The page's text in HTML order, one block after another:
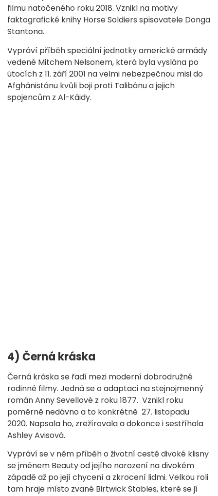
filmu natočeného roku 2018. Vznikl na motivy
faktografické knihy Horse Soldiers spisovatele Donga
Stantona.
Vypráví příběh speciální jednotky americké armády
vedené Mitchem Nelsonem, která byla vyslána po
útocích z 11. září 2001 na velmi nebezpečnou misi do
Afghánistánu kvůli boji proti Talibánu a jejich
spojencům z Al-Káidy.
4) Černá kráska
Černá kráska se řadí mezi moderní dobrodružné
rodinné filmy. Jedná se o adaptaci na stejnojmenný
román Anny Sevellové z roku 1877. Vznikl roku
poměrně nedávno a to konkrétně 27. listopadu
2020. Napsala ho, zrežírovala a dokonce i sestříhala
Ashley Avisová.
Vypráví se v něm příběh o životní cestě divoké klisny
se jménem Beauty od jejího narození na divokém
západě až po její chycení a zkrocení lidmi. Velkou roli
tam hraje místo zvané Birtwick Stables, které se jí